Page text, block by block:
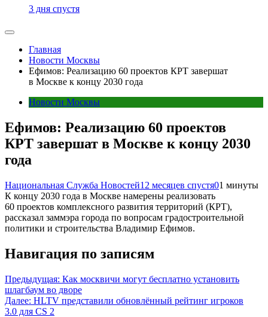
3 дня спустя
Главная
Новости Москвы
Ефимов: Реализацию 60 проектов КРТ завершат
в Москве к концу 2030 года
Новости Москвы
Ефимов: Реализацию 60 проектов
КРТ завершат в Москве к концу 2030
года
Национальная Служба Новостей12 месяцев спустя01 минуты
К концу 2030 года в Москве намерены реализовать
60 проектов комплексного развития территорий (КРТ),
рассказал заммэра города по вопросам градостроительной
политики и строительства Владимир Ефимов.
Навигация по записям
Предыдущая: Как москвичи могут бесплатно установить
шлагбаум во дворе
Далее: HLTV представили обновлённый рейтинг игроков
3.0 для CS 2